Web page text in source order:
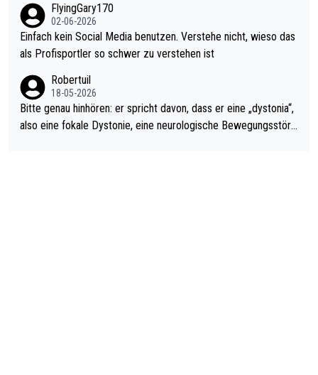
el hat.
s Leben in den Griff kriegen. Nur eins wundert mich: Luke Little
r war doch neulich erst derjenige, der über Social Media GvV p
rovoziert hat. Und Littlers Mutter schießt öfters mal gegen Ric
FlyingGary170
02-06-2026
Einfach kein Social Media benutzen. Verstehe nicht, wieso das
als Profisportler so schwer zu verstehen ist
Robertuil
18-05-2026
Bitte genau hinhören: er spricht davon, dass er eine „dystonia“,
also eine fokale Dystonie, eine neurologische Bewegungsstöru